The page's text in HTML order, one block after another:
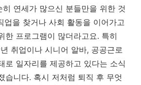
연세가 많으신 분들만을 위한 것
업을 찾거나 사회 활동을 이어가고
한 프로그램이 많더라고요. 특히
취업이나 시니어 알바, 공공근로
로 일자리를 제공하고 있다는 소식
습니다. 혹시 저처럼 퇴직 후 무엇